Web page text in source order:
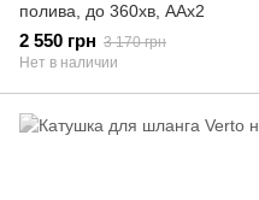
полива, до 360хв, ААх2
2 550 грн 3 170 грн
Нет в наличии